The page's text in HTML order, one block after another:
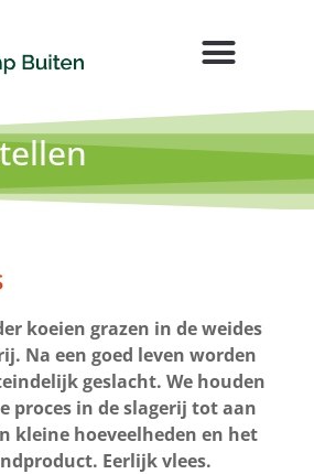
koeien grazen in de weides
Na een goed leven worden
geslacht. We houden
proces in de slagerij tot aan
kleine hoeveelheden en het
Eerlijk vlees.